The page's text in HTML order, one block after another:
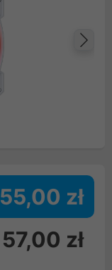
55,00 zł
57,00 zł